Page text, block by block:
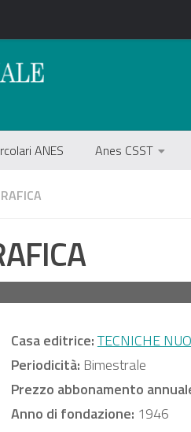
ANES Anes CSST
Casa editrice:TECNICHE
Periodicità: Bimestrale
Prezzo abbonamento
Anno di fondazione: 1946